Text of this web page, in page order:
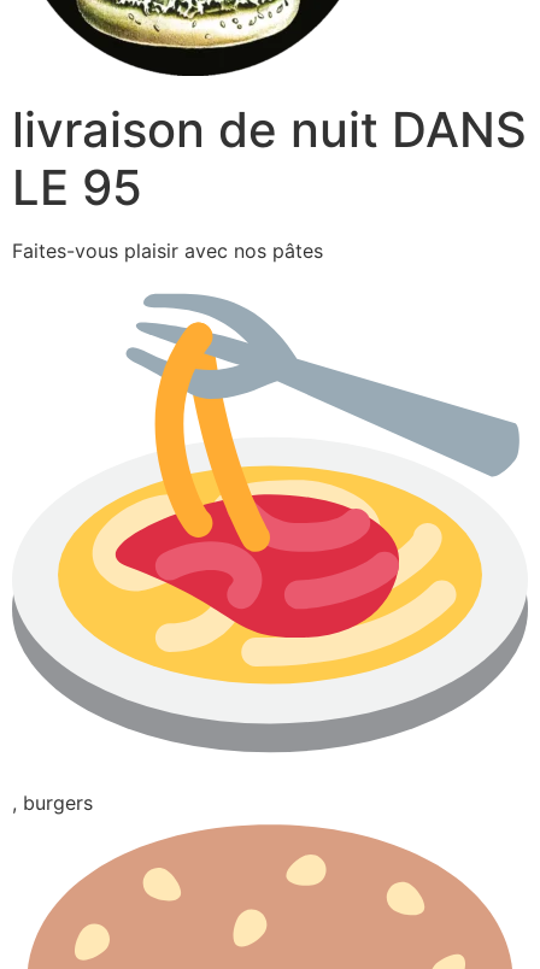
livraison de nuit DANS
LE 95
Faites-vous plaisir avec nos pâtes
, burgers